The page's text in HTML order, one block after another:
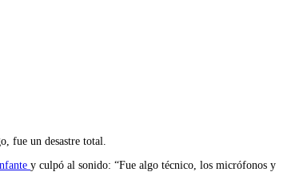
fue un desastre total.
y culpó al sonido: “Fue algo técnico, los micrófonos y